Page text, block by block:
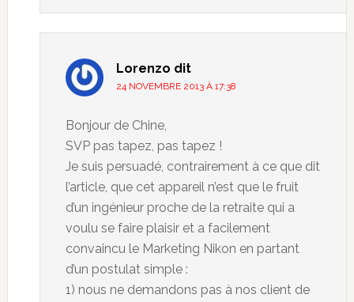
Lorenzo dit
24 NOVEMBRE 2013 À 17:38
Bonjour de Chine,
SVP pas tapez, pas tapez !
Je suis persuadé, contrairement à ce que dit
l’article, que cet appareil n’est que le fruit
d’un ingénieur proche de la retraite qui a
voulu se faire plaisir et a facilement
convaincu le Marketing Nikon en partant
d’un postulat simple :
1) nous ne demandons pas à nos client de